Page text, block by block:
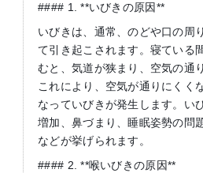
#### 1. **いびきの原因**
いびきは、通常、のどや口の周
て引き起こされます。寝ている
むと、気道が狭まり、空気の通
これにより、空気が通りにくく
なっていびきが発生します。い
増加、鼻づまり、睡眠姿勢の問
などが挙げられます。
#### 2. **喉いびきの原因**